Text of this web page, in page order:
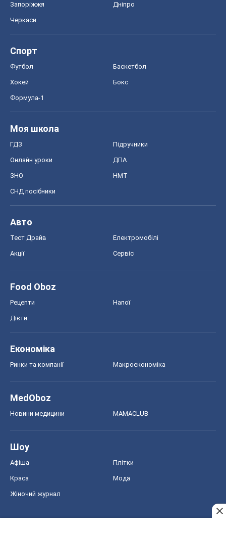
Запоріжжя Дніпро
Черкаси
Спорт
Футбол Баскетбол
Хокей Бокс
Формула-1
Моя школа
ГДЗ Підручники
Онлайн уроки ДПА
ЗНО НМТ
СНД посібники
Авто
Тест Драйв Електромобілі
Акції Сервіс
Food Oboz
Рецепти Напої
Дієти
Економіка
Ринки та компанії Макроекономіка
MedOboz
Новини медицини MAMACLUB
Шоу
Афіша Плітки
Краса Мода
Жіночий журнал